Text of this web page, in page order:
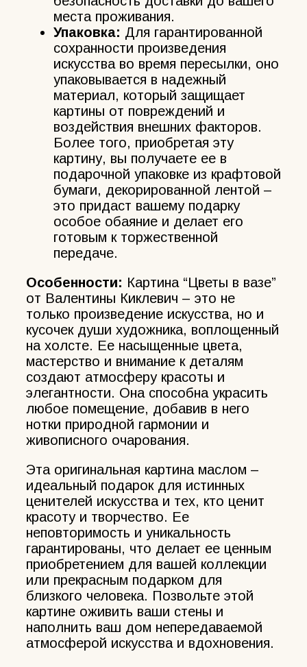
места проживания.
Упаковка: Для гарантированной
сохранности произведения
искусства во время пересылки, оно
упаковывается в надежный
материал, который защищает
картины от повреждений и
воздействия внешних факторов.
Более того, приобретая эту
картину, вы получаете ее в
подарочной упаковке из крафтовой
бумаги, декорированной лентой –
это придаст вашему подарку
особое обаяние и делает его
готовым к торжественной
передаче.
Особенности: Картина “Цветы в вазе”
от Валентины Киклевич – это не
только произведение искусства, но и
кусочек души художника, воплощенный
на холсте. Ее насыщенные цвета,
мастерство и внимание к деталям
создают атмосферу красоты и
элегантности. Она способна украсить
любое помещение, добавив в него
нотки природной гармонии и
живописного очарования.
Эта оригинальная картина маслом –
идеальный подарок для истинных
ценителей искусства и тех, кто ценит
красоту и творчество. Ее
неповторимость и уникальность
гарантированы, что делает ее ценным
приобретением для вашей коллекции
или прекрасным подарком для
близкого человека. Позвольте этой
картине оживить ваши стены и
наполнить ваш дом непередаваемой
атмосферой искусства и вдохновения.